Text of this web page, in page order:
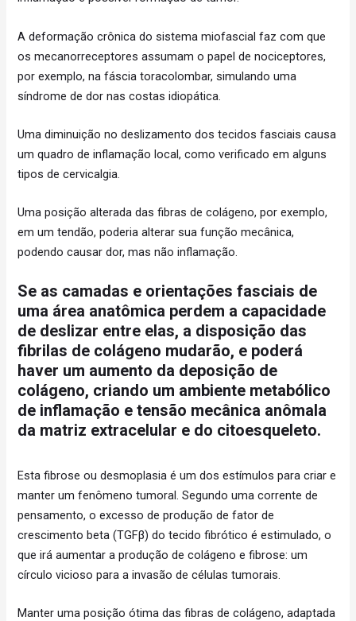
A deformação crônica do sistema miofascial faz com que
os mecanorreceptores assumam o papel de nociceptores,
por exemplo, na fáscia toracolombar, simulando uma
síndrome de dor nas costas idiopática.
Uma diminuição no deslizamento dos tecidos fasciais causa
um quadro de inflamação local, como verificado em alguns
tipos de cervicalgia.
Uma posição alterada das fibras de colágeno, por exemplo,
em um tendão, poderia alterar sua função mecânica,
podendo causar dor, mas não inflamação.
Se as camadas e orientações fasciais de
uma área anatômica perdem a capacidade
de deslizar entre elas, a disposição das
fibrilas de colágeno mudarão, e poderá
haver um aumento da deposição de
colágeno, criando um ambiente metabólico
de inflamação e tensão mecânica anômala
da matriz extracelular e do citoesqueleto.
Esta fibrose ou desmoplasia é um dos estímulos para criar e
manter um fenômeno tumoral. Segundo uma corrente de
pensamento, o excesso de produção de fator de
crescimento beta (TGFβ) do tecido fibrótico é estimulado, o
que irá aumentar a produção de colágeno e fibrose: um
círculo vicioso para a invasão de células tumorais.
Manter uma posição ótima das fibras de colágeno, adaptada